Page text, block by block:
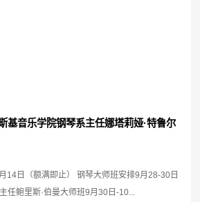
基音乐学院钢琴系主任娜塔莉娅·特鲁尔
14日（额满即止） 钢琴大师班安排9月28-30日
任鲍里斯·伯曼大师班9月30日-10...